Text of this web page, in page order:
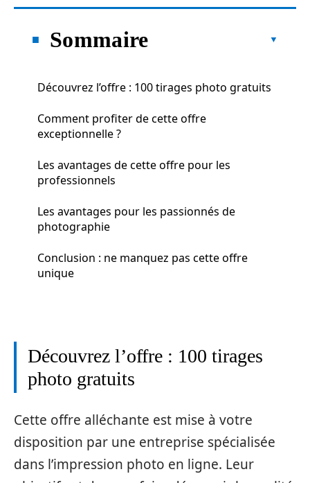
Sommaire
Découvrez l’offre : 100 tirages photo gratuits
Comment profiter de cette offre
exceptionnelle ?
Les avantages de cette offre pour les
professionnels
Les avantages pour les passionnés de
photographie
Conclusion : ne manquez pas cette offre
unique
Découvrez l’offre : 100 tirages
photo gratuits
Cette offre alléchante est mise à votre
disposition par une entreprise spécialisée
dans l’impression photo en ligne. Leur